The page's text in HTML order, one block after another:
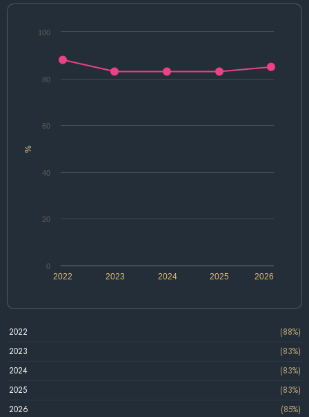
%
2022 2024 2026
2023 2025
0
20
40
60
80
100
2022
(88%)
2023
(83%)
2024
(83%)
2025
(83%)
2026
(85%)